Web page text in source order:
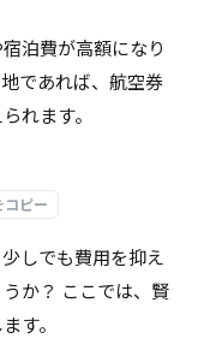
泊費が高額になり
であれば、航空券
れます。
コピー
しでも費用を抑え
か？ ここでは、賢
す。